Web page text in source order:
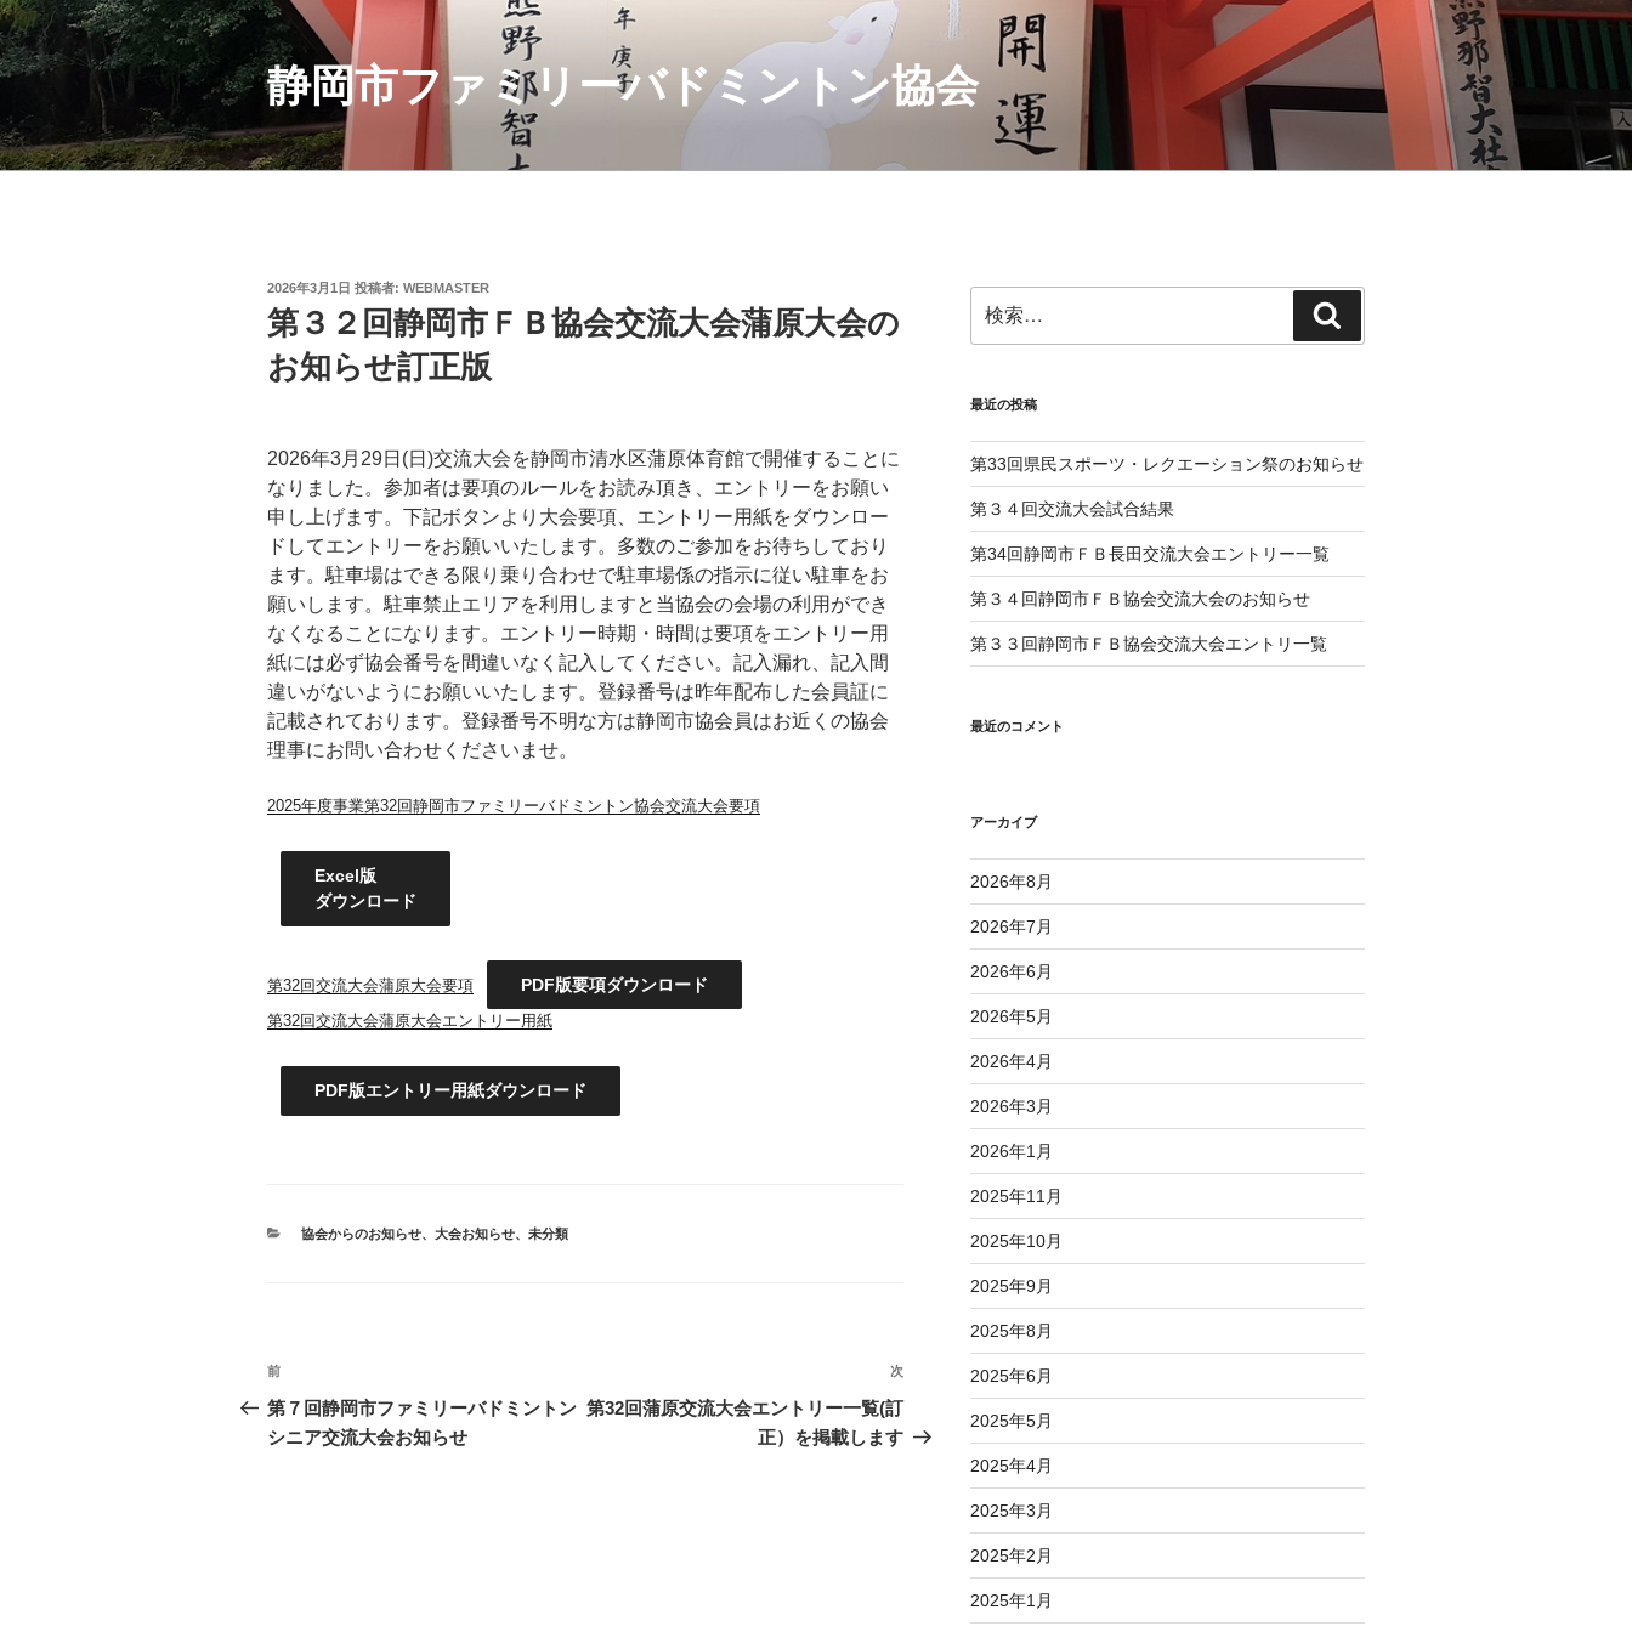
コ
ン
テ
ツ
へ
静岡市ファミリーバドミントン協会
投
稿
日:
2026年3月1日 投稿者: WEBMASTER
第３２回静岡市ＦＢ協会交流大会蒲原大会の
お知らせ訂正版
2026年3月29日(日)交流大会を静岡市清水区蒲原体育館で開催することに
なりました。参加者は要項のルールをお読み頂き、エントリーをお願い
申し上げます。下記ボタンより大会要項、エントリー用紙をダウンロー
ドしてエントリーをお願いいたします。多数のご参加をお待ちしており
ます。駐車場はできる限り乗り合わせで駐車場係の指示に従い駐車をお
願いします。駐車禁止エリアを利用しますと当協会の会場の利用ができ
なくなることになります。エントリー時期・時間は要項をエントリー用
紙には必ず協会番号を間違いなく記入してください。記入漏れ、記入間
違いがないようにお願いいたします。登録番号は昨年配布した会員証に
記載されております。登録番号不明な方は静岡市協会員はお近くの協会
理事にお問い合わせくださいませ。
2025年度事業第32回静岡市ファミリーバドミントン協会交流大会要項
Excel版
ダウンロード
第32回交流大会蒲原大会要項 PDF版要項ダウンロード
第32回交流大会蒲原大会エントリー用紙
PDF版エントリー用紙ダウンロード
カ
協会からのお知らせ、 大会お知らせ、 未分類
投
稿
ナ
前
の
投
前
第７回静岡市ファミリーバドミントン
シニア交流大会お知らせ
次
の
投
次
第32回蒲原交流大会エントリー一覧(訂
正）を掲載します
索:
索
最近の投稿
第33回県民スポーツ・レクエーション祭のお知らせ
第３４回交流大会試合結果
第34回静岡市ＦＢ長田交流大会エントリー一覧
第３４回静岡市ＦＢ協会交流大会のお知らせ
第３３回静岡市ＦＢ協会交流大会エントリ一覧
最近のコメント
アーカイブ
2026年8月
2026年7月
2026年6月
2026年5月
2026年4月
2026年3月
2026年1月
2025年11月
2025年10月
2025年9月
2025年8月
2025年6月
2025年5月
2025年4月
2025年3月
2025年2月
2025年1月